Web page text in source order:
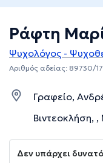
Ράφτη
Ψυχολόγος -
Αριθμός αδείας: 89730/
Γραφείο,
Βιντεοκλήση,
Δεν υπάρχει